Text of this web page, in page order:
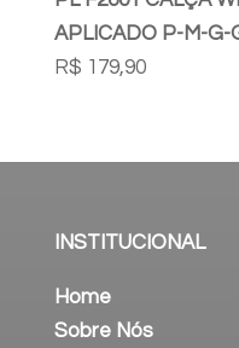
APLICADO P-M-G-
R$ 179,90
INSTITUCIONAL
Home
Sobre Nós